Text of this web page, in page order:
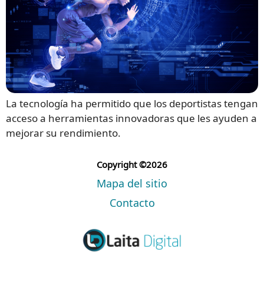
La tecnología ha permitido que los deportistas tengan
acceso a herramientas innovadoras que les ayuden a
mejorar su rendimiento.
Copyright ©2026
Mapa del sitio
Contacto